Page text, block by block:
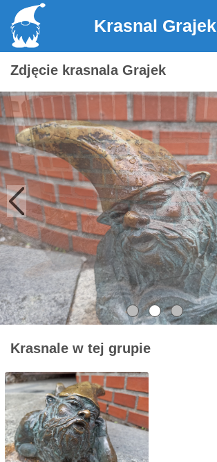
Krasnal Grajek
Zdjęcie krasnala Grajek
Krasnale w tej grupie